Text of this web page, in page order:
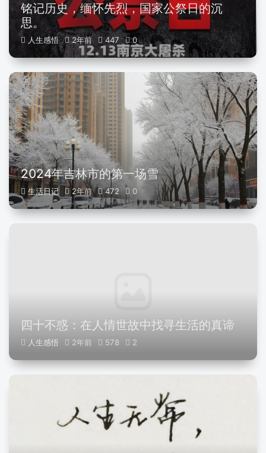
铭记历史，缅怀先烈，国家公祭日的沉
思。
人生感悟 2年前 447 0
2024年吉林市的第一场雪
生活日记 2年前 472 0
四十不惑：在人情世故中找寻生活的真谛
人生感悟 2年前 578 2